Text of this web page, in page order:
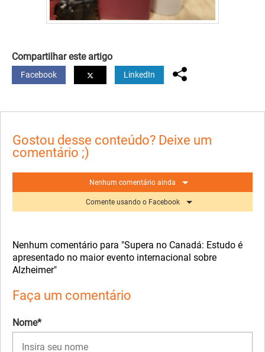
Compartilhar este artigo
Facebook LinkedIn
Gostou desse conteúdo? Deixe um
comentário ;)
Nenhum comentário ainda
Comente usando o Facebook
Nenhum comentário para "Supera no Canadá: Estudo é
apresentado no maior evento internacional sobre
Alzheimer"
Faça um comentário
Nome*